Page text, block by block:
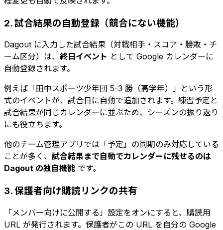
2. 試合結果の自動登録（競合にない機能）
Dagout に入力した試合結果（対戦相手・スコア・勝敗・チ
ーム区分）は、 終日イベント として Google カレンダーに
自動登録されます。
例えば「田中スポーツ少年団 5-3 勝（高学年）」という形
式のイベントが、試合日に自動で追加されます。練習予定と
試合結果が同じカレンダーに並ぶため、シーズンの振り返り
にも役立ちます。
他のチーム管理アプリでは「予定」の同期のみ対応している
ことが多く、 試合結果まで自動でカレンダーに残せるのは
Dagout の独自機能 です。
3. 保護者向け購読リンクの共有
「メンバー向けに公開する」設定をオンにすると、購読用
URL が発行されます。保護者がこの URL を自分の Google